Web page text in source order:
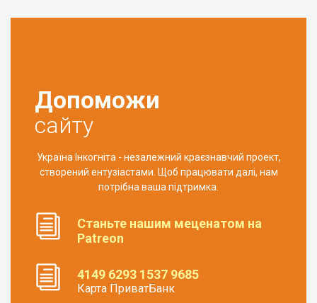
Допоможи
сайту
Україна Інкогніта - незалежний краєзнавчий проект,
створений ентузіастами. Щоб працювати далі, нам
потрібна ваша підтримка.
Станьте нашим меценатом на
Patreon
4149 6293 1537 9685
Карта ПриватБанк